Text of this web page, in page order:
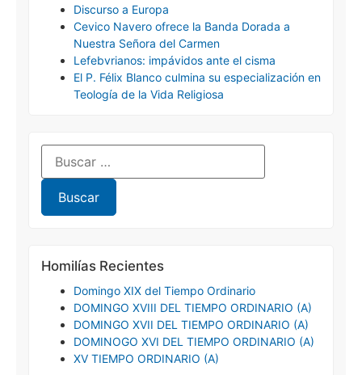
Discurso a Europa
Cevico Navero ofrece la Banda Dorada a
Nuestra Señora del Carmen
Lefebvrianos: impávidos ante el cisma
El P. Félix Blanco culmina su especialización en
Teología de la Vida Religiosa
Homilías Recientes
Domingo XIX del Tiempo Ordinario
DOMINGO XVIII DEL TIEMPO ORDINARIO (A)
DOMINGO XVII DEL TIEMPO ORDINARIO (A)
DOMINOGO XVI DEL TIEMPO ORDINARIO (A)
XV TIEMPO ORDINARIO (A)